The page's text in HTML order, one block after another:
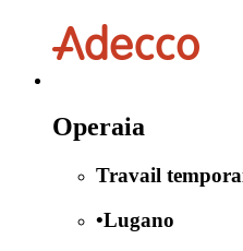
Operaia
Travail
•Lugano